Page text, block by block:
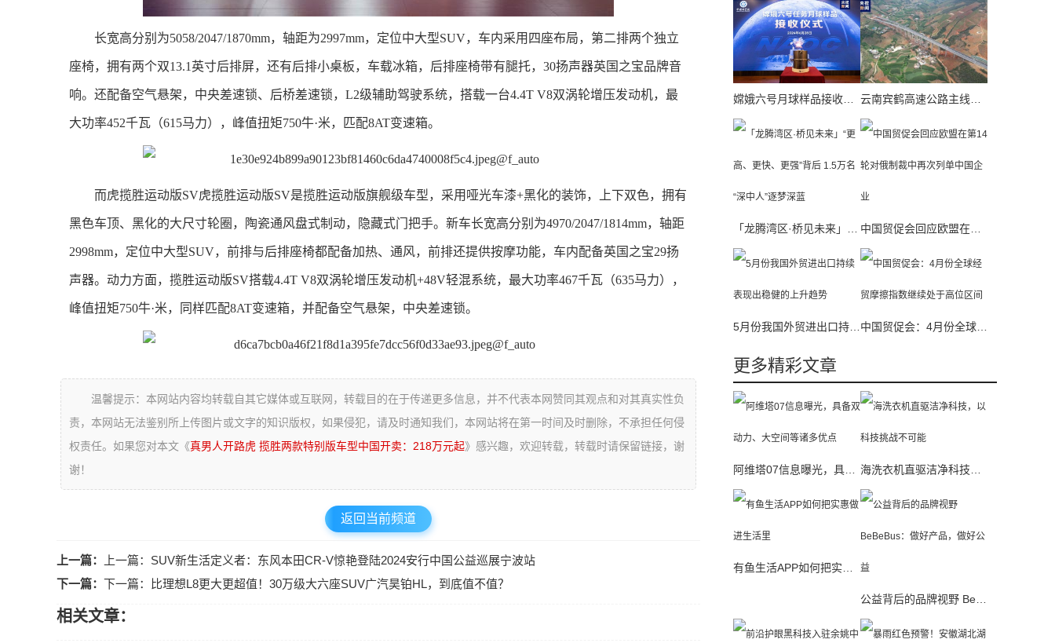
长宽高分别为5058/2047/1870mm，轴距为2997mm，定位中大型SUV，车内采用四座布局，第二排两个独立
座椅，拥有两个双13.1英寸后排屏，还有后排小桌板，车载冰箱，后排座椅带有腿托，30扬声器英国之宝品牌音
响。还配备空气悬架，中央差速锁、后桥差速锁，L2级辅助驾驶系统，搭载一台4.4T V8双涡轮增压发动机，最
大功率452千瓦（615马力），峰值扭矩750牛·米，匹配8AT变速箱。
而虎揽胜运动版SV虎揽胜运动版SV是揽胜运动版旗舰级车型，采用哑光车漆+黑化的装饰，上下双色，拥有
黑色车顶、黑化的大尺寸轮圈，陶瓷通风盘式制动，隐藏式门把手。新车长宽高分别为4970/2047/1814mm，轴距
2998mm，定位中大型SUV，前排与后排座椅都配备加热、通风，前排还提供按摩功能，车内配备英国之宝29扬
声器。动力方面，揽胜运动版SV搭载4.4T V8双涡轮增压发动机+48V轻混系统，最大功率467千瓦（635马力），
峰值扭矩750牛·米，同样匹配8AT变速箱，并配备空气悬架，中央差速锁。
温馨提示：本网站内容均转载自其它媒体或互联网，转载目的在于传递更多信息，并不代表本网赞同其观点和对其真实性负
责，本网站无法鉴别所上传图片或文字的知识版权，如果侵犯，请及时通知我们，本网站将在第一时间及时删除，不承担任何侵
权责任。如果您对本文《真男人开路虎 揽胜两款特别版车型中国开卖：218万元起》感兴趣，欢迎转载，转载时请保留链接，谢
谢！
返回当前频道
上一篇：
上一篇：SUV新生活定义者：东风本田CR-V惊艳登陆2024安行中国公益巡展宁波站
下一篇： 下一篇：比理想L8更大更超值！30万级大六座SUV广汽昊铂HL，到底值不值？
相关文章：
更多精彩文章